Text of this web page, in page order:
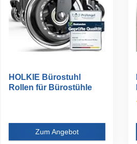
HOLKIE Bürostuhl
Rollen für Bürostühle
Zum Angebot